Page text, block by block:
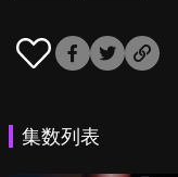
集数列表